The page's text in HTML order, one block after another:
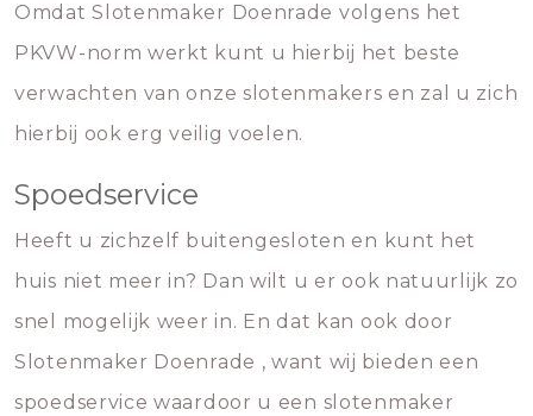
Omdat Slotenmaker Doenrade volgens het
PKVW-norm werkt kunt u hierbij het beste
verwachten van onze slotenmakers en zal u zich
hierbij ook erg veilig voelen.
Spoedservice
Heeft u zichzelf buitengesloten en kunt het
huis niet meer in? Dan wilt u er ook natuurlijk zo
snel mogelijk weer in. En dat kan ook door
Slotenmaker Doenrade , want wij bieden een
spoedservice waardoor u een slotenmaker